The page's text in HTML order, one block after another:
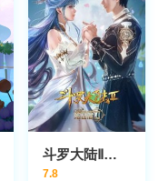
斗罗大陆Ⅱ绝世唐门
7.8